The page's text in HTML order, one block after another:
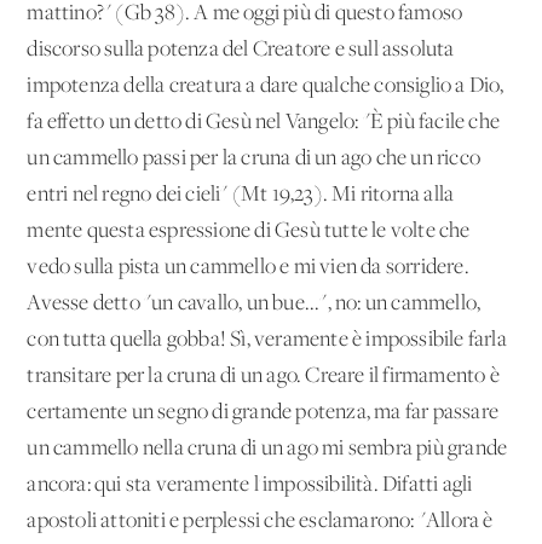
mattino?" (Gb 38). A me oggi più di questo famoso
discorso sulla potenza del Creatore e sull'assoluta
impotenza della creatura a dare qualche consiglio a Dio,
fa effetto un detto di Gesù nel Vangelo: "È più facile che
un cammello passi per la cruna di un ago che un ricco
entri nel regno dei cieli" (Mt 19,23). Mi ritorna alla
mente questa espressione di Gesù tutte le volte che
vedo sulla pista un cammello e mi vien da sorridere.
Avesse detto "un cavallo, un bue...", no: un cammello,
con tutta quella gobba! Sì, veramente è impossibile farla
transitare per la cruna di un ago. Creare il firmamento è
certamente un segno di grande potenza, ma far passare
un cammello nella cruna di un ago mi sembra più grande
ancora: qui sta veramente l'impossibilità. Difatti agli
apostoli attoniti e perplessi che esclamarono: "Allora è